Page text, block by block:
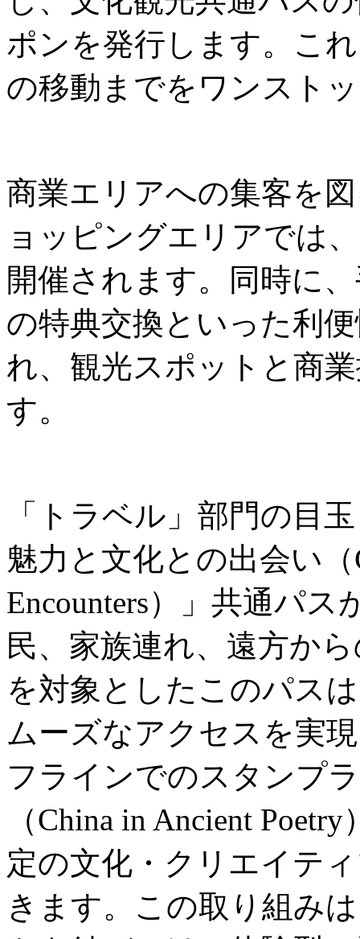
ポンを発行します。こ
の移動までをワンスト
商業エリアへの集客を
ョッピングエリアでは
開催されます。同時に
の特典交換といった利
れ、観光スポットと商
す。
「トラベル」部門の目
魅力と文化との出会い（
Encounters）」共通パ
民、家族連れ、遠方か
を対象としたこのパス
ムーズなアクセスを実
フラインでのスタンプ
（China in Ancient
定の文化・クリエイテ
きます。この取り組み